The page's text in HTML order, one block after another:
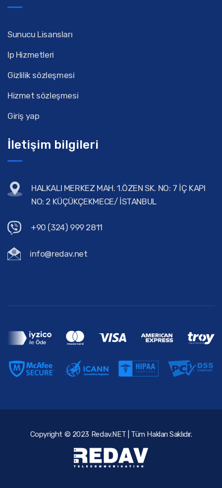
Sunucu Lisansları
Ip Hizmetleri
Gizlilik sözleşmesi
Hizmet sözleşmesi
Giriş yap
İletişim bilgileri
HALKALI MERKEZ MAH. 1.ÖZEN SK. NO: 7 İÇ KAPI
NO: 2 KÜÇÜKÇEKMECE/ İSTANBUL
+90 (324) 999 2811
info@redav.net
Copyright © 2023 Redav.NET | Tüm Hakları Saklıdır.